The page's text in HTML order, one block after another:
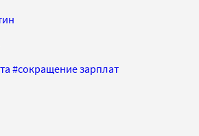
#сокращение зарплат